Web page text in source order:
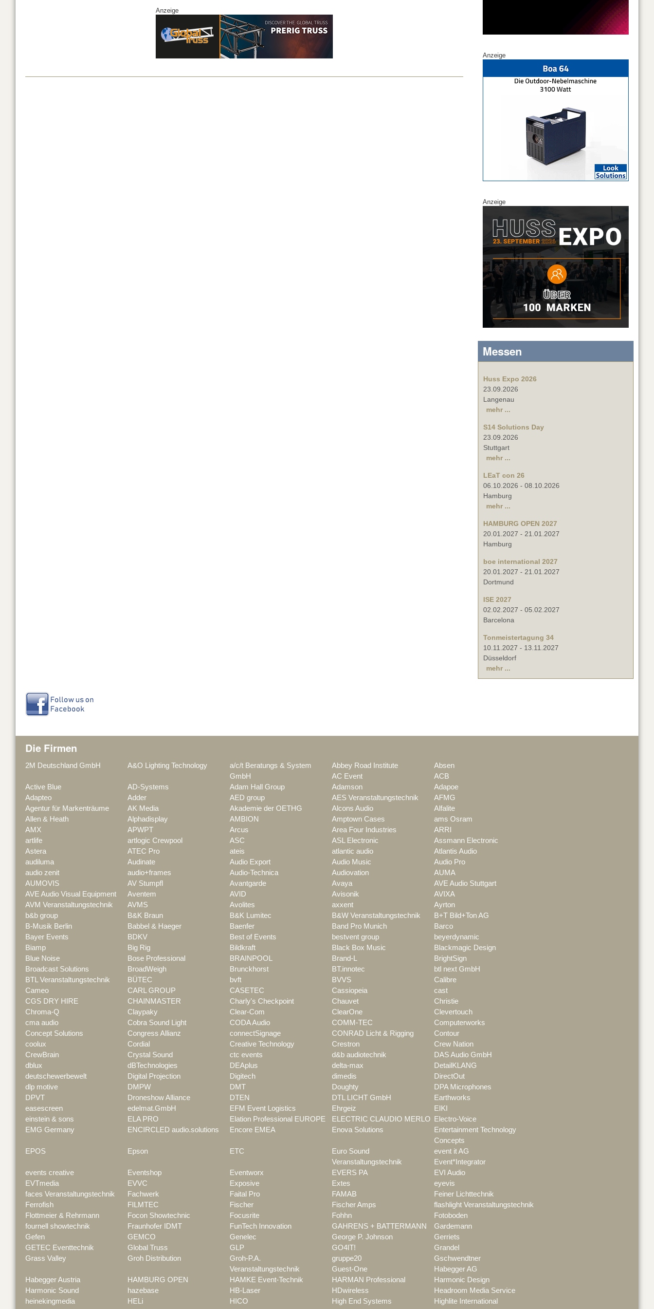
Anzeige
Anzeige
Anzeige
Messen
Huss Expo 2026
23.09.2026
Langenau
mehr ...
S14 Solutions Day
23.09.2026
Stuttgart
mehr ...
LEaT con 26
06.10.2026 - 08.10.2026
Hamburg
mehr ...
HAMBURG OPEN 2027
20.01.2027 - 21.01.2027
Hamburg
boe international 2027
20.01.2027 - 21.01.2027
Dortmund
ISE 2027
02.02.2027 - 05.02.2027
Barcelona
Tonmeistertagung 34
10.11.2027 - 13.11.2027
Düsseldorf
mehr ...
Die Firmen
2M Deutschland GmbH A&O Lighting Technology
a/c/t Beratungs & System
GmbH
Abbey Road Institute
Absen
AC Event
ACB
Active Blue
AD-Systems Adam Hall Group Adamson
Adapoe
Adapteo
Adder AED group AES Veranstaltungstechnik
AFMG
Agentur für Markenträume
AK Media Akademie der OETHG Alcons Audio
Alfalite
Allen & Heath
Alphadisplay AMBION Amptown Cases
ams Osram
AMX
APWPT Arcus Area Four Industries
ARRI
artlife
artlogic Crewpool ASC ASL Electronic
Assmann Electronic
Astera
ATEC Pro ateis atlantic audio
Atlantis Audio
audiluma
Audinate Audio Export Audio Music
Audio Pro
audio zenit
audio+frames Audio-Technica Audiovation
AUMA
AUMOVIS
AV Stumpfl Avantgarde Avaya
AVE Audio Stuttgart
AVE Audio Visual Equipment
Aventem AVID Avisonik
AVIXA
AVM Veranstaltungstechnik
AVMS Avolites axxent
Ayrton
b&b group
B&K Braun B&K Lumitec B&W Veranstaltungstechnik
B+T Bild+Ton AG
B-Musik Berlin
Babbel & Haeger Baenfer Band Pro Munich
Barco
Bayer Events
BDKV Best of Events bestvent group
beyerdynamic
Biamp
Big Rig Bildkraft Black Box Music
Blackmagic Design
Blue Noise
Bose Professional BRAINPOOL Brand-L
BrightSign
Broadcast Solutions
BroadWeigh Brunckhorst BT.innotec
btl next GmbH
BTL Veranstaltungstechnik
BÜTEC bvft BVVS
Calibre
Cameo
CARL GROUP CASETEC Cassiopeia
cast
CGS DRY HIRE
CHAINMASTER Charly's Checkpoint Chauvet
Christie
Chroma-Q
Claypaky Clear-Com ClearOne
Clevertouch
cma audio
Cobra Sound Light CODA Audio COMM-TEC
Computerworks
Concept Solutions
Congress Allianz connectSignage CONRAD Licht & Rigging
Contour
coolux
Cordial Creative Technology Crestron
Crew Nation
CrewBrain
Crystal Sound ctc events d&b audiotechnik
DAS Audio GmbH
dblux
dBTechnologies DEAplus delta-max
DetailKLANG
deutschewerbewelt
Digital Projection Digitech dimedis
DirectOut
dlp motive
DMPW DMT Doughty
DPA Microphones
DPVT
Droneshow Alliance DTEN DTL LICHT GmbH
Earthworks
easescreen
edelmat.GmbH EFM Event Logistics Ehrgeiz
EIKI
einstein & sons
ELA PRO Elation Professional EUROPE ELECTRIC CLAUDIO MERLO
Electro-Voice
EMG Germany
ENCIRCLED audio.solutions Encore EMEA Enova Solutions
Entertainment Technology
Concepts
EPOS
Epson ETC
Euro Sound
Veranstaltungstechnik
event it AG
Event*Integrator
events creative
Eventshop Eventworx EVERS PA
EVI Audio
EVTmedia
EVVC Exposive Extes
eyevis
faces Veranstaltungstechnik
Fachwerk Faital Pro FAMAB
Feiner Lichttechnik
Ferrofish
FILMTEC Fischer Fischer Amps
flashlight Veranstaltungstechnik
Flottmeier & Rehrmann
Focon Showtechnic Focusrite Fohhn
Fotoboden
fournell showtechnik
Fraunhofer IDMT FunTech Innovation GAHRENS + BATTERMANN
Gardemann
Gefen
GEMCO Genelec George P. Johnson
Gerriets
GETEC Eventtechnik
Global Truss GLP GO4IT!
Grandel
Grass Valley
Groh Distribution
Groh-P.A.
Veranstaltungstechnik
gruppe20
Gschwendtner
Guest-One
Habegger AG
Habegger Austria
HAMBURG OPEN HAMKE Event-Technik HARMAN Professional
Harmonic Design
Harmonic Sound
hazebase HB-Laser HDwireless
Headroom Media Service
heinekingmedia
HELi HICO High End Systems
Highlite International